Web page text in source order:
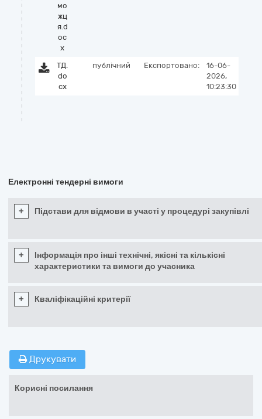
мо
жц
я.d
oc
x
ТД.
do
cx
публічний Експортовано:
16-06-
2026,
10:23:30
Електронні тендерні вимоги
+ Підстави для відмови в участі у процедурі закупівлі
+
Інформація про інші технічні, якісні та кількісні
характеристики та вимоги до учасника
+ Кваліфікаційні критерії
Друкувати
Корисні посилання